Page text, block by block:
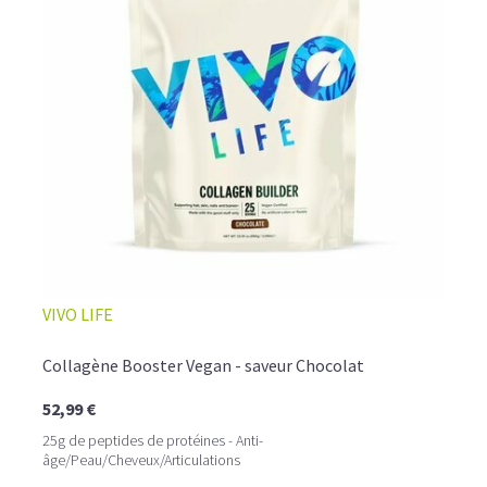
PERFORMANCE
une boisson veloutée et énergisante.
Une vraie caresse chocolatée, riche en protéines, léger
pour ne jamais peser.
VIVO LIFE
Collagène Booster Vegan - saveur Chocolat
52,99 €
25g de peptides de protéines - Anti-
âge/Peau/Cheveux/Articulations